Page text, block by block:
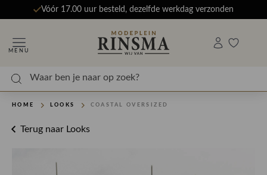
Vóór 17.00 uur besteld, dezelfde werkdag verzonden
MENU
HOME LOOKS COASTAL OVERSIZED
Terug naar Looks